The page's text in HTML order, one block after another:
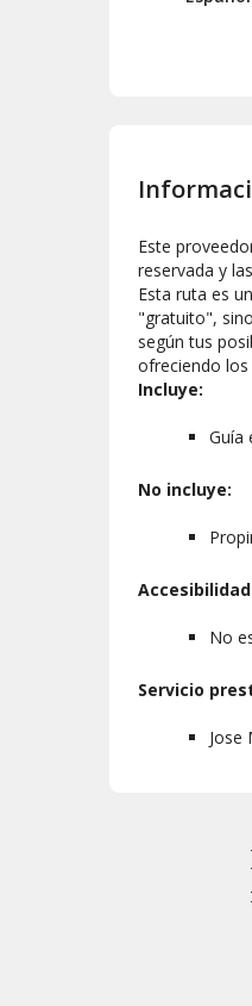
Este
reservada y
Esta ruta es
"gratuito",
según tus
ofreciendo
Incluye:
Guía
No incluye:
No
Servicio
Jose